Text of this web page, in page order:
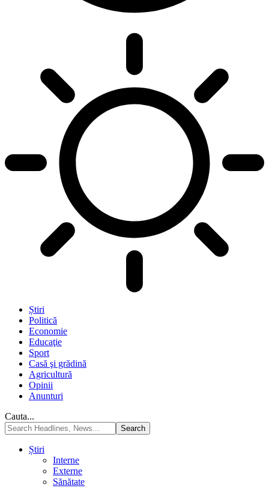
Știri
Politică
Economie
Educaţie
Sport
Casă şi grădină
Agricultură
Opinii
Anunturi
Cauta...
Știri
Interne
Externe
Sănătate